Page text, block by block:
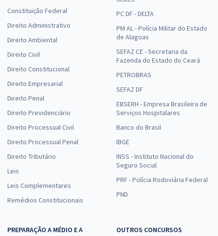
Constituição Federal
Direito Administrativo
Direito Ambiental
Direito Civil
Direito Constitucional
Direito Empresarial
Direito Penal
Direito Previdenciário
Direito Processual Civil
Direito Processual Penal
Direito Tributário
Leis
Leis Complementares
Remédios Constitucionais
PC DF - DELTA
PM AL - Polícia Militar do Estado
de Alagoas
SEFAZ CE - Secretaria da
Fazenda do Estado do Ceará
PETROBRAS
SEFAZ DF
EBSERH - Empresa Brasileira de
Serviços Hospitalares
Banco do Brasil
IBGE
INSS - Instituto Nacional do
Seguro Social
PRF - Polícia Rodoviária Federal
PND
PREPARAÇÃO A MÉDIO E A
OUTROS CONCURSOS